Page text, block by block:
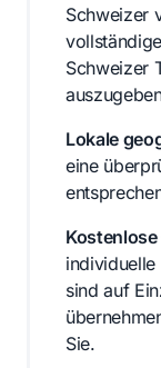
Schweizer
Schweizer
Lokale
eine
individuelle
sind auf
Sie.